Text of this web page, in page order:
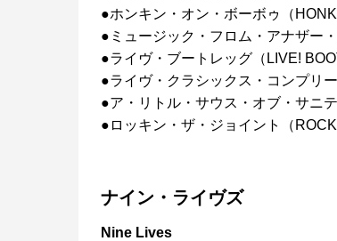
●ホンキン・オン・ボーボゥ（
●ミュージック・フロム・アナザー
●ライヴ・ブートレッグ（LIVE!
●ライヴ・クラシックス・コンプリ
●ア・リトル・サウス・オブ・サニ
●ロッキン・ザ・ジョイント（
ナイン・ライヴズ
Nine Lives